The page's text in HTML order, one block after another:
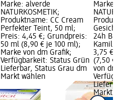
Marke: alverde
NATURKOSMETIK;
Produktname: CC Cream
Perfekter Teint, 50 ml;
Preis: 4,45 €; Grundpreis:
50 ml (8,90 € je 100 ml);
Marke von dm Grafik;
Verfügbarkeit: Status Grün
Lieferbar, Status Grau dm
Markt wählen
Marke:
24h Bio
Kamille,
3,75 €;
(7,50 €
von dm
Markt